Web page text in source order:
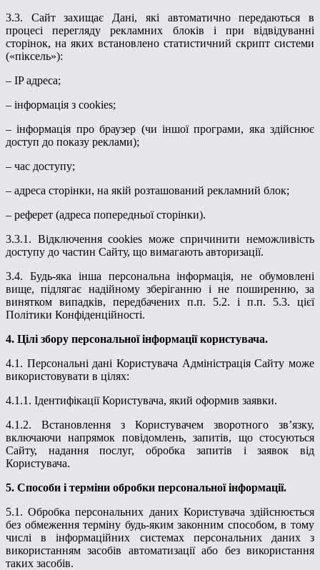
3.3. Сайт захищає Дані, які автоматично передаються в
процесі перегляду рекламних блоків і при відвідуванні
сторінок, на яких встановлено статистичний скрипт системи
(«піксель»):
– IP адреса;
– інформація з cookies;
– інформація про браузер (чи іншої програми, яка здійснює
доступ до показу реклами);
– час доступу;
– адреса сторінки, на якій розташований рекламний блок;
– реферет (адреса попередньої сторінки).
3.3.1. Відключення cookies може спричинити неможливість
доступу до частин Сайту, що вимагають авторизації.
3.4. Будь-яка інша персональна інформація, не обумовлені
вище, підлягає надійному зберіганню і не поширенню, за
винятком випадків, передбачених п.п. 5.2. і п.п. 5.3. цієї
Політики Конфіденційності.
4. Цілі збору персональної інформації користувача.
4.1. Персональні дані Користувача Адміністрація Сайту може
використовувати в цілях:
4.1.1. Ідентифікації Користувача, який оформив заявки.
4.1.2. Встановлення з Користувачем зворотного зв’язку,
включаючи напрямок повідомлень, запитів, що стосуються
Сайту, надання послуг, обробка запитів і заявок від
Користувача.
5. Способи і терміни обробки персональної інформації.
5.1. Обробка персональних даних Користувача здійснюється
без обмеження терміну будь-яким законним способом, в тому
числі в інформаційних системах персональних даних з
використанням засобів автоматизації або без використання
таких засобів.